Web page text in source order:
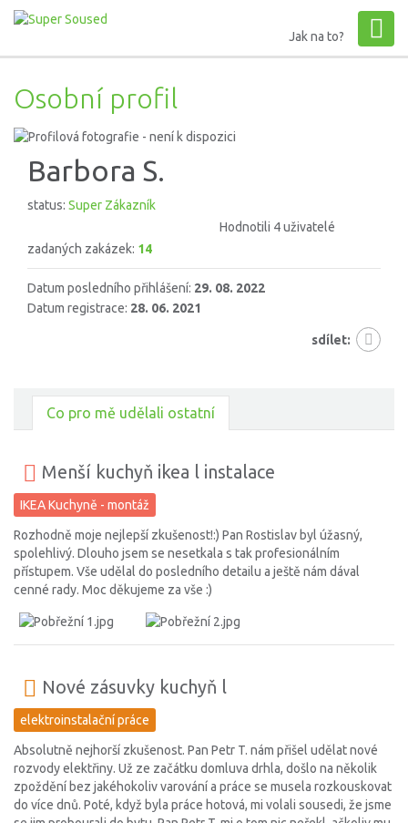
Jak na to?
Osobní profil
Barbora S.
status: Super Zákazník
Hodnotili 4 uživatelé
zadaných zakázek: 14
Datum posledního přihlášení: 29. 08. 2022
Datum registrace: 28. 06. 2021
sdílet:
Co pro mě udělali ostatní
Menší kuchyň ikea l instalace
IKEA Kuchyně - montáž
Rozhodně moje nejlepší zkušenost!:) Pan Rostislav byl úžasný,
spolehlivý. Dlouho jsem se nesetkala s tak profesionálním
přístupem. Vše udělal do posledního detailu a ještě nám dával
cenné rady. Moc děkujeme za vše :)
Nové zásuvky kuchyň l
elektroinstalační práce
Absolutně nejhorší zkušenost. Pan Petr T. nám přišel udělat nové
rozvody elektřiny. Už ze začátku domluva drhla, došlo na několik
zpoždění bez jakéhokoliv varování a práce se musela rozkouskovat
do více dnů. Poté, když byla práce hotová, mi volali sousedi, že jsme